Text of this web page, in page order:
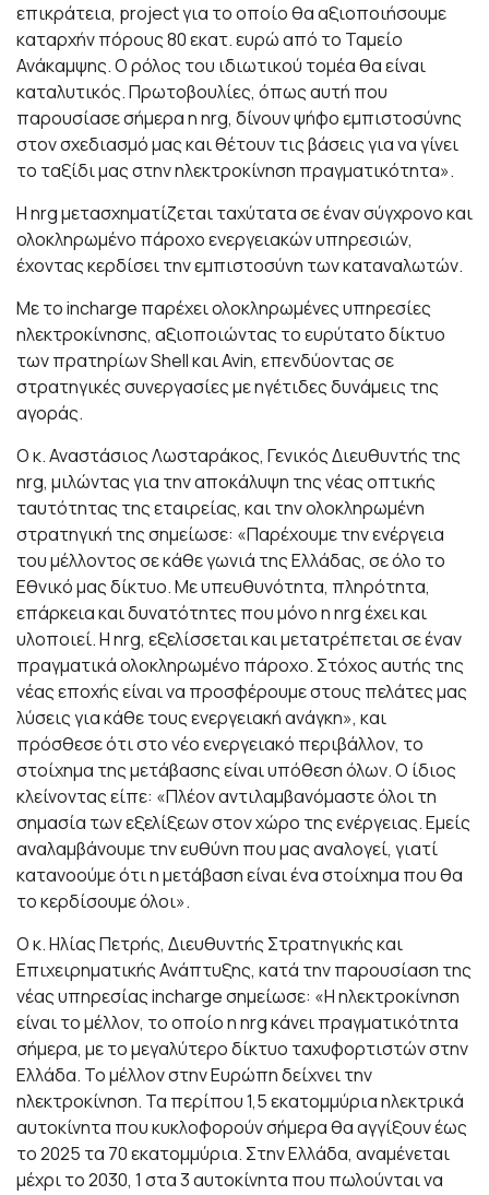
επικράτεια, project για το οποίο θα αξιοποιήσουμε
καταρχήν πόρους 80 εκατ. ευρώ από το Ταμείο
Ανάκαμψης. Ο ρόλος του ιδιωτικού τομέα θα είναι
καταλυτικός. Πρωτοβουλίες, όπως αυτή που
παρουσίασε σήμερα η nrg, δίνουν ψήφο εμπιστοσύνης
στον σχεδιασμό μας και θέτουν τις βάσεις για να γίνει
το ταξίδι μας στην ηλεκτροκίνηση πραγματικότητα».
Η nrg μετασχηματίζεται ταχύτατα σε έναν σύγχρονο και
ολοκληρωμένο πάροχο ενεργειακών υπηρεσιών,
έχοντας κερδίσει την εμπιστοσύνη των καταναλωτών.
Με το incharge παρέχει ολοκληρωμένες υπηρεσίες
ηλεκτροκίνησης, αξιοποιώντας το ευρύτατο δίκτυο
των πρατηρίων Shell και Avin, επενδύοντας σε
στρατηγικές συνεργασίες με ηγέτιδες δυνάμεις της
αγοράς.
Ο κ. Αναστάσιος Λωσταράκος, Γενικός Διευθυντής της
nrg, μιλώντας για την αποκάλυψη της νέας οπτικής
ταυτότητας της εταιρείας, και την ολοκληρωμένη
στρατηγική της σημείωσε: «Παρέχουμε την ενέργεια
του μέλλοντος σε κάθε γωνιά της Ελλάδας, σε όλο το
Εθνικό μας δίκτυο. Με υπευθυνότητα, πληρότητα,
επάρκεια και δυνατότητες που μόνο η nrg έχει και
υλοποιεί. H nrg, εξελίσσεται και μετατρέπεται σε έναν
πραγματικά ολοκληρωμένο πάροχο. Στόχος αυτής της
νέας εποχής είναι να προσφέρουμε στους πελάτες μας
λύσεις για κάθε τους ενεργειακή ανάγκη», και
πρόσθεσε ότι στο νέο ενεργειακό περιβάλλον, το
στοίχημα της μετάβασης είναι υπόθεση όλων. Ο ίδιος
κλείνοντας είπε: «Πλέον αντιλαμβανόμαστε όλοι τη
σημασία των εξελίξεων στον χώρο της ενέργειας. Εμείς
αναλαμβάνουμε την ευθύνη που μας αναλογεί, γιατί
κατανοούμε ότι η μετάβαση είναι ένα στοίχημα που θα
το κερδίσουμε όλοι».
Ο κ. Ηλίας Πετρής, Διευθυντής Στρατηγικής και
Επιχειρηματικής Ανάπτυξης, κατά την παρουσίαση της
νέας υπηρεσίας incharge σημείωσε: «H ηλεκτροκίνηση
είναι το μέλλον, το οποίο η nrg κάνει πραγματικότητα
σήμερα, με το μεγαλύτερο δίκτυο ταχυφορτιστών στην
Ελλάδα. Το μέλλον στην Ευρώπη δείχνει την
ηλεκτροκίνηση. Τα περίπου 1,5 εκατομμύρια ηλεκτρικά
αυτοκίνητα που κυκλοφορούν σήμερα θα αγγίξουν έως
το 2025 τα 70 εκατομμύρια. Στην Ελλάδα, αναμένεται
μέχρι το 2030, 1 στα 3 αυτοκίνητα που πωλούνται να